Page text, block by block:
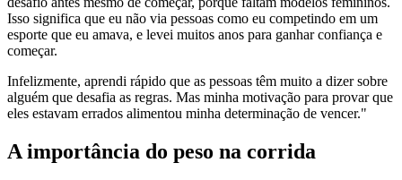
Isso significa que eu não via pessoas como eu competindo em um
esporte que eu amava, e levei muitos anos para ganhar confiança e
começar.
Infelizmente, aprendi rápido que as pessoas têm muito a dizer sobre
alguém que desafia as regras. Mas minha motivação para provar que
eles estavam errados alimentou minha determinação de vencer."
A importância do peso na corrida